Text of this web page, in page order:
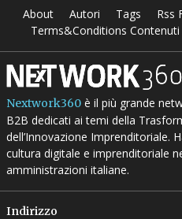
About Autori Tags Rss
Terms&Conditions Contenuti
Nextwork360è il più grande
B2B dedicati ai temi della
dell’Innovazione Imprenditoriale.
cultura digitale e imprenditoriale
amministrazioni italiane.
Indirizzo